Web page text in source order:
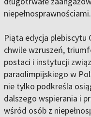
niepełnosprawnościami.
Piąta edycja plebiscytu
chwile wzruszeń,
postaci i instytucji
paraolimpijskiego w
nie tylko podkreśla
dalszego wspierania i
wśród osób z